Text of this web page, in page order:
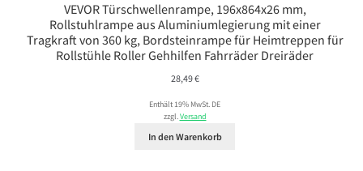
VEVOR Türschwellenrampe, 196x864x26 mm,
Rollstuhlrampe aus Aluminiumlegierung mit einer
Tragkraft von 360 kg, Bordsteinrampe für Heimtreppen für
Rollstühle Roller Gehhilfen Fahrräder Dreiräder
28,49€
Enthält 19% MwSt. DE
zzgl.Versand
In den Warenkorb